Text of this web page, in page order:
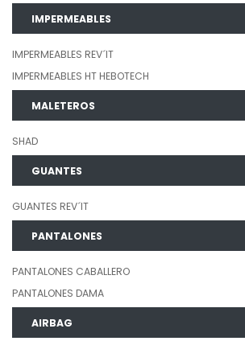
IMPERMEABLES
IMPERMEABLES REV´IT
IMPERMEABLES HT HEBOTECH
MALETEROS
SHAD
GUANTES
GUANTES REV´IT
PANTALONES
PANTALONES CABALLERO
PANTALONES DAMA
AIRBAG